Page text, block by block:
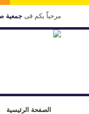
مرحباً بكم فى جمعية
الصفحة الرئيسية